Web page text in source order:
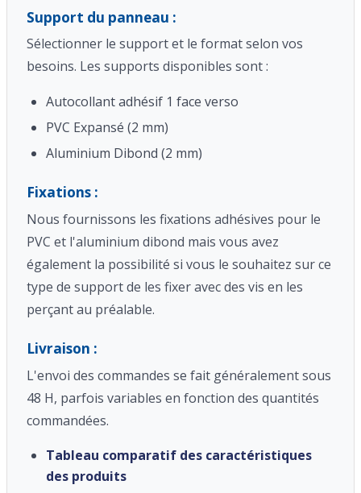
Support du panneau :
Sélectionner le support et le format selon vos
besoins. Les supports disponibles sont :
Autocollant adhésif 1 face verso
PVC Expansé (2 mm)
Aluminium Dibond (2 mm)
Fixations :
Nous fournissons les fixations adhésives pour le
PVC et l'aluminium dibond mais vous avez
également la possibilité si vous le souhaitez sur ce
type de support de les fixer avec des vis en les
perçant au préalable.
Livraison :
L'envoi des commandes se fait généralement sous
48 H, parfois variables en fonction des quantités
commandées.
Tableau comparatif des caractéristiques
des produits